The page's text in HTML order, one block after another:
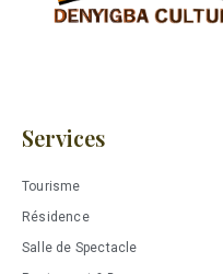
Services
Tourisme
Résidence
Salle de Spectacle